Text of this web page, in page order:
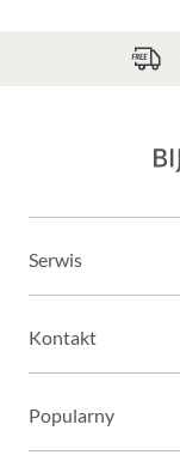
Serwis
Kontakt
Popularny